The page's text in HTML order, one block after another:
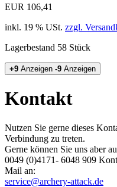
EUR 106,41
inkl. 19 % USt. zzgl.
Lagerbestand 58 Stück
+9 Anzeigen -9 Anzeigen
Kontakt
Nutzen Sie gerne dieses
Verbindung zu treten.
Gerne können Sie uns aber
0049 (0)4171- 6048 909​
Mail an:
service@archery-attack.de